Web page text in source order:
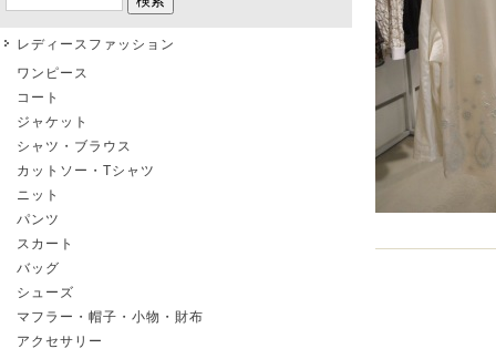
レディースファッション
ワンピース
コート
ジャケット
シャツ・ブラウス
カットソー・Tシャツ
ニット
パンツ
スカート
バッグ
シューズ
マフラー・帽子・小物・財布
アクセサリー